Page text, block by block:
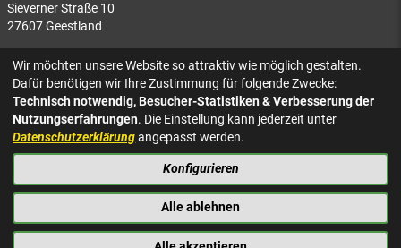
Sieverner Straße 10
27607 Geestland
Rathaus Bad Bederkesa
Am Markt 8
27624 Geestland
Tel.: 04743 937-2300
KONTAKT
IMPRESSUM
DATENSCHUTZ
BARRIEREFREIHEIT
NACH OBEN
Wir möchten unsere Website so attraktiv wie möglich gestalten.
Dafür benötigen wir Ihre Zustimmung für folgende Zwecke:
Technisch notwendig, Besucher-Statistiken & Verbesserung der
Nutzungserfahrungen. Die Einstellung kann jederzeit unter
Datenschutzerklärungangepasst werden.
Konfigurieren
Alle ablehnen